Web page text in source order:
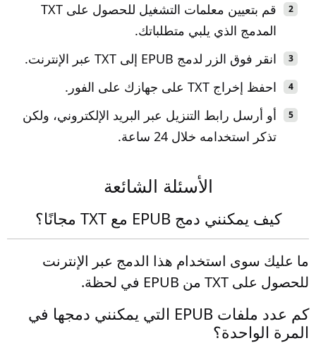
قم بتعيين معلمات التشغيل للحصول على TXT
المدمج الذي يلبي متطلباتك.
انقر فوق الزر لدمج EPUB إلى TXT عبر الإنترنت.
احفظ إخراج TXT على جهازك على الفور.
أو أرسل رابط التنزيل عبر البريد الإلكتروني، ولكن
تذكر استخدامه خلال 24 ساعة.
الأسئلة الشائعة
كيف يمكنني دمج EPUB مع TXT مجانًا؟
ما عليك سوى استخدام هذا الدمج عبر الإنترنت
للحصول على TXT من EPUB في لحظة.
كم عدد ملفات EPUB التي يمكنني دمجها في
المرة الواحدة؟